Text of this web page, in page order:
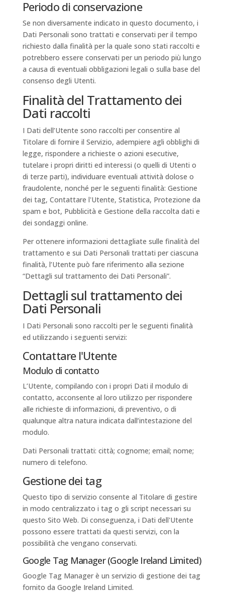
Periodo di conservazione
Se non diversamente indicato in questo documento, i
Dati Personali sono trattati e conservati per il tempo
richiesto dalla finalità per la quale sono stati raccolti e
potrebbero essere conservati per un periodo più lungo
a causa di eventuali obbligazioni legali o sulla base del
consenso degli Utenti.
Finalità del Trattamento dei
Dati raccolti
I Dati dell’Utente sono raccolti per consentire al
Titolare di fornire il Servizio, adempiere agli obblighi di
legge, rispondere a richieste o azioni esecutive,
tutelare i propri diritti ed interessi (o quelli di Utenti o
di terze parti), individuare eventuali attività dolose o
fraudolente, nonché per le seguenti finalità: Gestione
dei tag, Contattare l'Utente, Statistica, Protezione da
spam e bot, Pubblicità e Gestione della raccolta dati e
dei sondaggi online.
Per ottenere informazioni dettagliate sulle finalità del
trattamento e sui Dati Personali trattati per ciascuna
finalità, l’Utente può fare riferimento alla sezione
“Dettagli sul trattamento dei Dati Personali”.
Dettagli sul trattamento dei
Dati Personali
I Dati Personali sono raccolti per le seguenti finalità
ed utilizzando i seguenti servizi:
Contattare l'Utente
Modulo di contatto
L’Utente, compilando con i propri Dati il modulo di
contatto, acconsente al loro utilizzo per rispondere
alle richieste di informazioni, di preventivo, o di
qualunque altra natura indicata dall’intestazione del
modulo.
Dati Personali trattati: città; cognome; email; nome;
numero di telefono.
Gestione dei tag
Questo tipo di servizio consente al Titolare di gestire
in modo centralizzato i tag o gli script necessari su
questo Sito Web. Di conseguenza, i Dati dell'Utente
possono essere trattati da questi servizi, con la
possibilità che vengano conservati.
Google Tag Manager (Google Ireland Limited)
Google Tag Manager è un servizio di gestione dei tag
fornito da Google Ireland Limited.